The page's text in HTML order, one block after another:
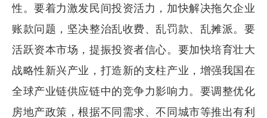
性。要着力激发民间投资活力，加快解决拖欠企业
账款问题，坚决整治乱收费、乱罚款、乱摊派。要
活跃资本市场，提振投资者信心。要加快培育壮大
战略性新兴产业，打造新的支柱产业，增强我国在
全球产业链供应链中的竞争力影响力。要调整优化
房地产政策，根据不同需求、不同城市等推出有利